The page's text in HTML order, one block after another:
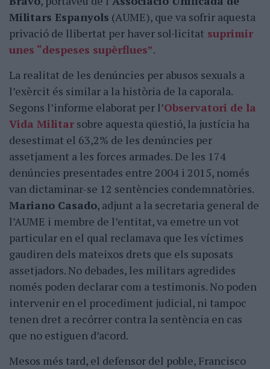
Militars Espanyols (AUME), que va sofrir aquesta
privació de llibertat per haver sol·licitat suprimir
unes “despeses supèrflues”.
La realitat de les denúncies per abusos sexuals a
l’exèrcit és similar a la història de la caporala.
Segons l’informe elaborat per l’Observatori de la
Vida Militar sobre aquesta qüestió, la justícia ha
desestimat el 63,2% de les denúncies per
assetjament a les forces armades. De les 174
denúncies presentades entre 2004 i 2015, només
van dictaminar-se 12 sentències condemnatòries.
Mariano Casado, adjunt a la secretaria general de
l’AUME i membre de l’entitat, va emetre un vot
particular en el qual reclamava que les víctimes
gaudiren dels mateixos drets que els suposats
assetjadors. No debades, les militars agredides
només poden declarar com a testimonis. No poden
intervenir en el procediment judicial, ni tampoc
tenen dret a recórrer contra la sentència en cas
que no estiguen d’acord.
Mesos més tard, el defensor del poble, Francisco